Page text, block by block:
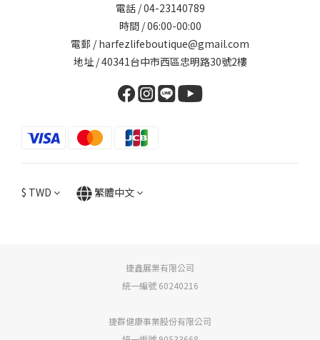
電話 / 04-23140789
時間 / 06:00-00:00
電郵 / harfezlifeboutique@gmail.com
地址 / 40341台中市西區忠明路30號2樓
$ TWD 繁體中文
捷鑫展業有限公司
統一編號 60240216
捷群健康事業股份有限公司